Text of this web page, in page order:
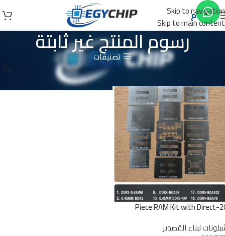
Skip to navigation
Skip to main content
الأقسام
رسوم المنتج غير ثابتة
تصنيفات
منتجات تحت الوسم “رسوم المنتج غير ثابتة”
20-Piece RAM Kit with Direct
لبناء القصدير